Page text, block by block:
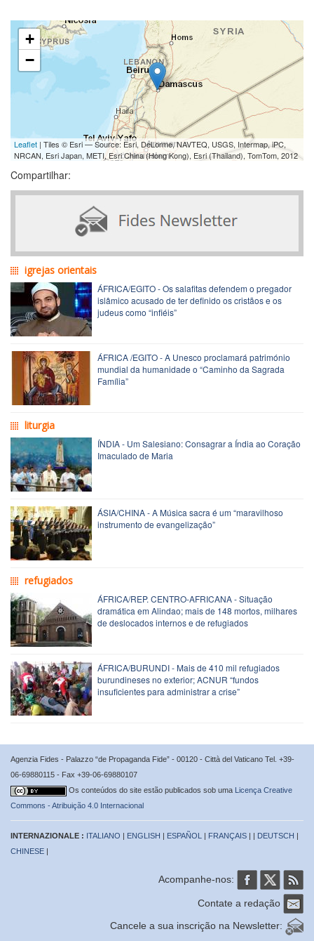
+
−
Leaflet | Tiles © Esri — Source: Esri, DeLorme, NAVTEQ, USGS, Intermap, iPC,
NRCAN, Esri Japan, METI, Esri China (Hong Kong), Esri (Thailand), TomTom, 2012
Compartilhar:
igrejas orientais
ÁFRICA/EGITO - Os salafitas defendem o pregador
islâmico acusado de ter definido os cristãos e os
judeus como “infiéis”
ÁFRICA /EGITO - A Unesco proclamará património
mundial da humanidade o “Caminho da Sagrada
Família”
liturgia
ÍNDIA - Um Salesiano: Consagrar a Índia ao Coração
Imaculado de Maria
ÁSIA/CHINA - A Música sacra é um “maravilhoso
instrumento de evangelização”
refugiados
ÁFRICA/REP. CENTRO-AFRICANA - Situação
dramática em Alindao; mais de 148 mortos, milhares
de deslocados internos e de refugiados
ÁFRICA/BURUNDI - Mais de 410 mil refugiados
burundineses no exterior; ACNUR “fundos
insuficientes para administrar a crise”
Agenzia Fides - Palazzo “de Propaganda Fide” - 00120 - Città del Vaticano Tel. +39-
06-69880115 - Fax +39-06-69880107
Os conteúdos do site estão publicados sob uma Licença Creative
Commons - Atribuição 4.0 Internacional
INTERNAZIONALE : ITALIANO | ENGLISH | ESPAÑOL | FRANÇAIS | | DEUTSCH |
CHINESE |
Acompanhe-nos:
Contate a redação
Cancele a sua inscrição na Newsletter: